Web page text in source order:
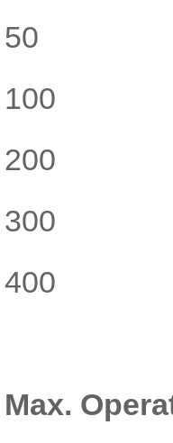
50
100
200
300
400
Max.